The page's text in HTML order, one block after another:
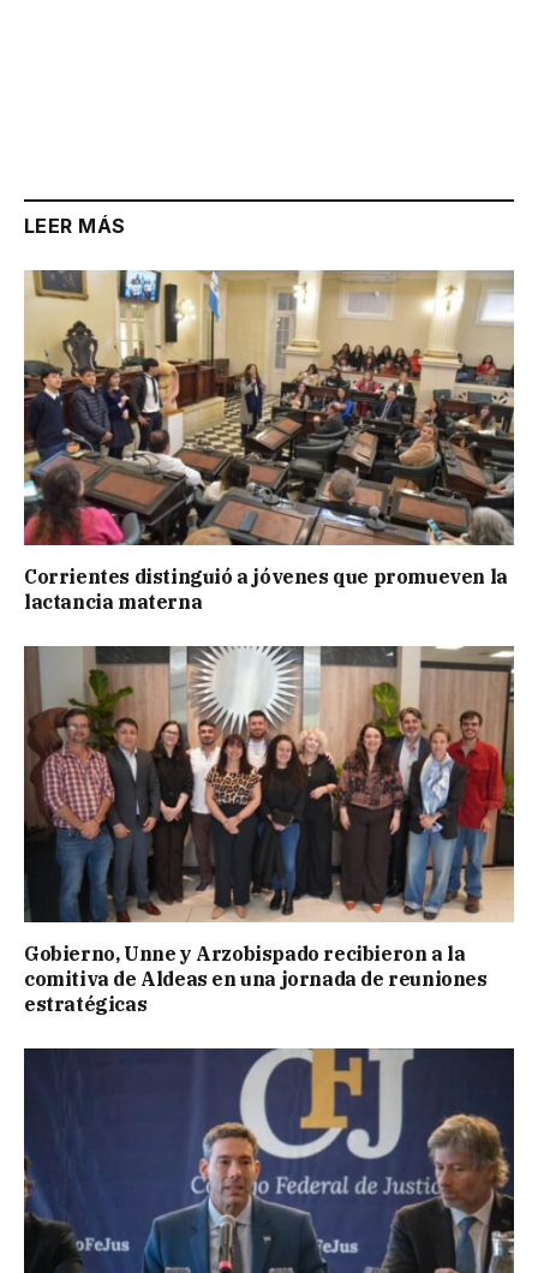
LEER MÁS
Corrientes distinguió a jóvenes que promueven la
lactancia materna
Gobierno, Unne y Arzobispado recibieron a la
comitiva de Aldeas en una jornada de reuniones
estratégicas